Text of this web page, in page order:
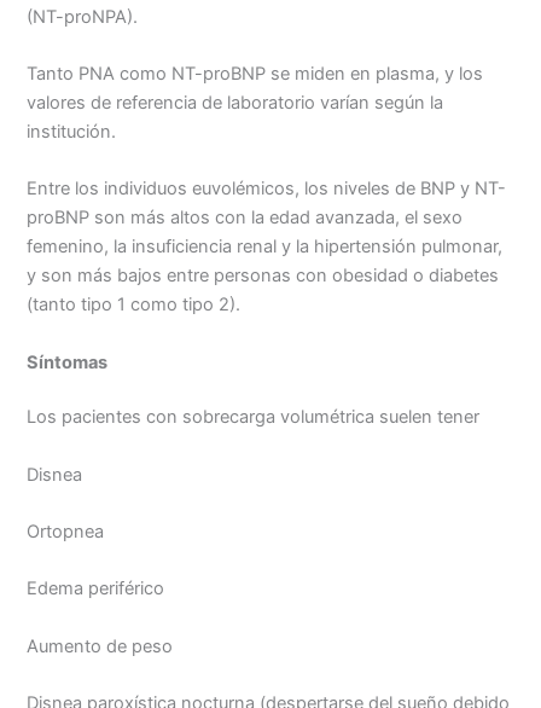
(NT-proNPA).
Tanto PNA como NT-proBNP se miden en plasma, y los
valores de referencia de laboratorio varían según la
institución.
Entre los individuos euvolémicos, los niveles de BNP y NT-
proBNP son más altos con la edad avanzada, el sexo
femenino, la insuficiencia renal y la hipertensión pulmonar,
y son más bajos entre personas con obesidad o diabetes
(tanto tipo 1 como tipo 2).
Síntomas
Los pacientes con sobrecarga volumétrica suelen tener
Disnea
Ortopnea
Edema periférico
Aumento de peso
Disnea paroxística nocturna (despertarse del sueño debido